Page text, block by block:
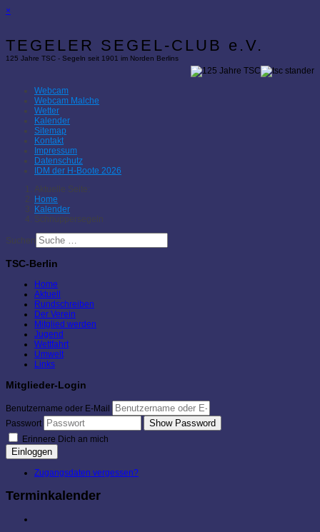
×
TEGELER SEGEL-CLUB e.V.
125 Jahre TSC - Segeln seit 1901 im Norden Berlins
Webcam
Webcam Malche
Wetter
Kalender
Sitemap
Kontakt
Impressum
Datenschutz
IDM der H-Boote 2026
Aktuelle Seite:
Home
Kalender
Schnuppersegeln
Suchen
TSC-Berlin
Home
Aktuell
Rundschreiben
Der Verein
Mitglied werden
Jugend
Wettfahrt
Umwelt
Links
Mitglieder-Login
Benutzername oder E-Mail
Passwort
Show Password
Erinnere Dich an mich
Einloggen
Zugangsdaten vergessen?
Terminkalender